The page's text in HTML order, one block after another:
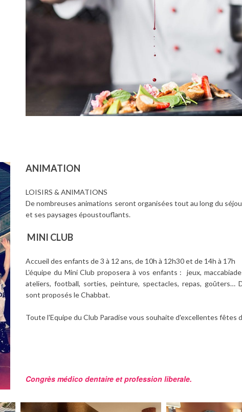
ANIMATION
LOISIRS & ANIMATIONS
De nombreuses animations seront organisées tout au long du
et ses paysages époustouflants.
MINI CLUB
Accueil des enfants de 3 à 12 ans, de 10h à 12h30 et de 14h à 17h
L'équipe du Mini Club proposera à vos enfants : jeux,
ateliers, football, sorties, peinture, spectacles, repas, goûters…
sont proposés le Chabbat.
Toute l'Equipe du Club Paradise vous souhaite d'excellentes fêtes
Congrès médico dentaire et profession liberale.